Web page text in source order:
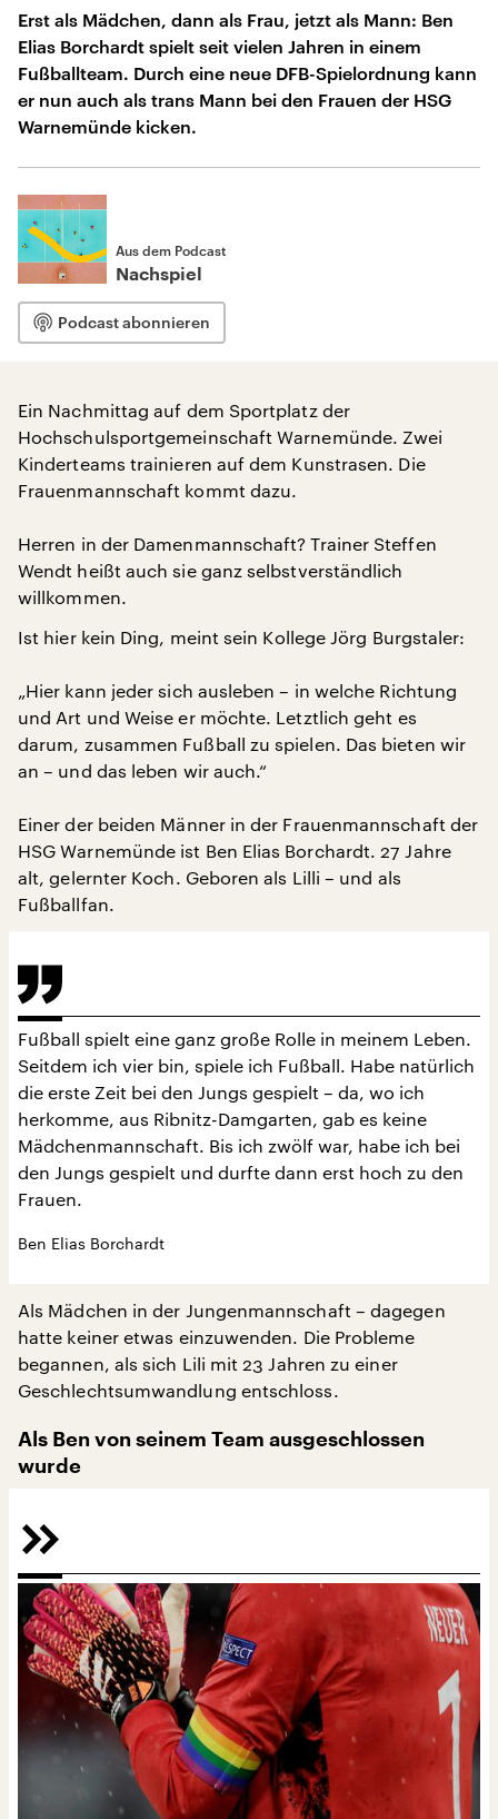
Erst als Mädchen, dann als Frau, jetzt als Mann: Ben
Elias Borchardt spielt seit vielen Jahren in einem
Fußballteam. Durch eine neue DFB-Spielordnung kann
er nun auch als trans Mann bei den Frauen der HSG
Warnemünde kicken.
Aus dem Podcast
Nachspiel
Podcast abonnieren
Ein Nachmittag auf dem Sportplatz der
Hochschulsportgemeinschaft Warnemünde. Zwei
Kinderteams trainieren auf dem Kunstrasen. Die
Frauenmannschaft kommt dazu.
Herren in der Damenmannschaft? Trainer Steffen
Wendt heißt auch sie ganz selbstverständlich
willkommen.
Ist hier kein Ding, meint sein Kollege Jörg Burgstaler:
„Hier kann jeder sich ausleben – in welche Richtung
und Art und Weise er möchte. Letztlich geht es
darum, zusammen Fußball zu spielen. Das bieten wir
an – und das leben wir auch.“
Einer der beiden Männer in der Frauenmannschaft der
HSG Warnemünde ist Ben Elias Borchardt. 27 Jahre
alt, gelernter Koch. Geboren als Lilli – und als
Fußballfan.
Fußball spielt eine ganz große Rolle in meinem Leben.
Seitdem ich vier bin, spiele ich Fußball. Habe natürlich
die erste Zeit bei den Jungs gespielt – da, wo ich
herkomme, aus Ribnitz-Damgarten, gab es keine
Mädchenmannschaft. Bis ich zwölf war, habe ich bei
den Jungs gespielt und durfte dann erst hoch zu den
Frauen.
Ben Elias Borchardt
Als Mädchen in der Jungenmannschaft – dagegen
hatte keiner etwas einzuwenden. Die Probleme
begannen, als sich Lili mit 23 Jahren zu einer
Geschlechtsumwandlung entschloss.
Als Ben von seinem Team ausgeschlossen
wurde